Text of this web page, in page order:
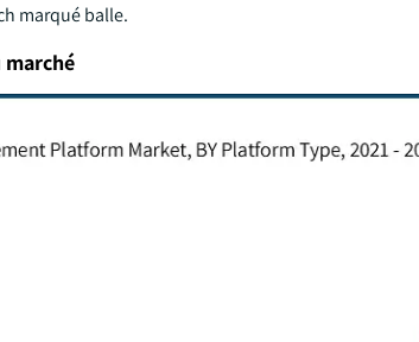
marqué balle.
marché